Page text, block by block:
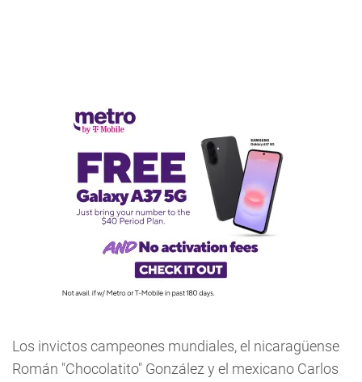
Los invictos campeones mundiales, el nicaragüense
Román "Chocolatito" González y el mexicano Carlos